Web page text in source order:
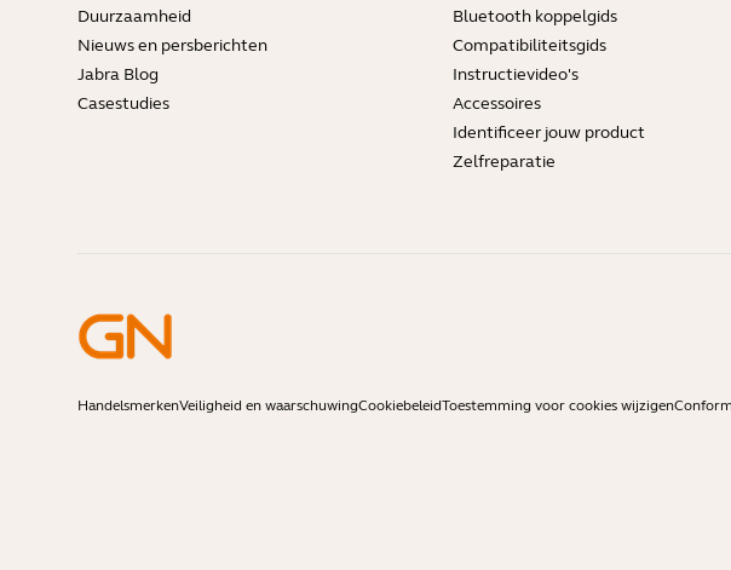
Duurzaamheid
Nieuws en persberichten
Jabra Blog
Casestudies
Bluetooth koppelgids
Compatibiliteitsgids
Instructievideo's
Accessoires
Identificeer jouw product
Zelfreparatie
HandelsmerkenVeiligheid en waarschuwingCookiebeleidToestemming voor cookies wijzigen